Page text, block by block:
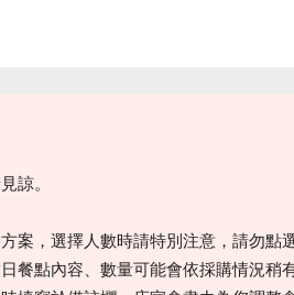
諒。
案，選擇人數時請特別注意，請勿點
餐點內容、數量可能會依採購情況稍